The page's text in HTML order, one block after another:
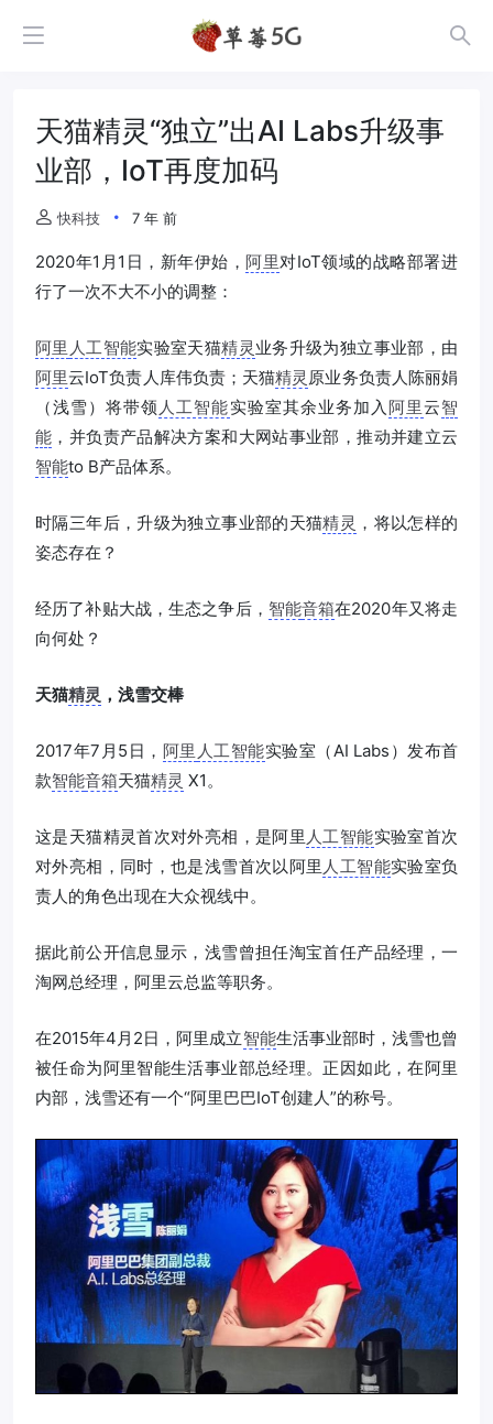
天猫精灵“独立”出AI Labs升级事
业部，IoT再度加码
快科技 7 年 前
2020年1月1日，新年伊始，阿里对IoT领域的战略部署进
行了一次不大不小的调整：
阿里 人工智能实验室天猫精灵 业务升级为独立事业部，由
阿里云IoT负责人库伟负责；天猫精灵 原业务负责人陈丽娟
（浅雪）将带领 人工智能实验室其余业务加入 阿里云智
能 ，并负责产品解决方案和大网站事业部，推动并建立云
智能to B产品体系。
时隔三年后，升级为独立事业部的天猫精灵 ，将以怎样的
姿态存在？
经历了补贴大战，生态之争后， 智能音箱在2020年又将走
向何处？
天猫精灵 ，浅雪交棒
2017年7月5日， 阿里 人工智能实验室（AI Labs）发布首
款智能音箱天猫精灵 X1。
这是天猫精灵首次对外亮相，是阿里 人工智能实验室首次
对外亮相，同时，也是浅雪首次以阿里 人工智能实验室负
责人的角色出现在大众视线中。
据此前公开信息显示，浅雪曾担任淘宝首任产品经理，一
淘网总经理，阿里云总监等职务。
在2015年4月2日，阿里成立智能生活事业部时，浅雪也曾
被任命为阿里智能生活事业部总经理。正因如此，在阿里
内部，浅雪还有一个“阿里巴巴IoT创建人”的称号。